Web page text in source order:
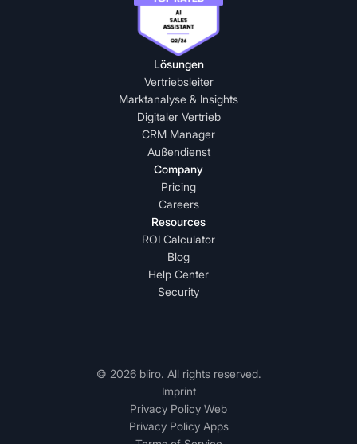
Lösungen
Vertriebsleiter
Marktanalyse & Insights
Digitaler Vertrieb
CRM Manager
Außendienst
Company
Pricing
Careers
Resources
ROI Calculator
Blog
Help Center
Security
© 2026 bliro. All rights reserved.
Imprint
Privacy Policy Web
Privacy Policy Apps